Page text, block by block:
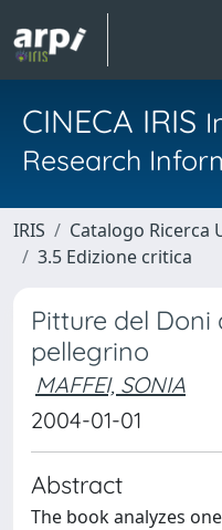
CINECA IRIS
Research
IRIS Catalogo Ricerca
3.5 Edizione critica
Pitture del Doni
pellegrino
MAFFEI, SONIA
2004-01-01
Abstract
The book analyzes